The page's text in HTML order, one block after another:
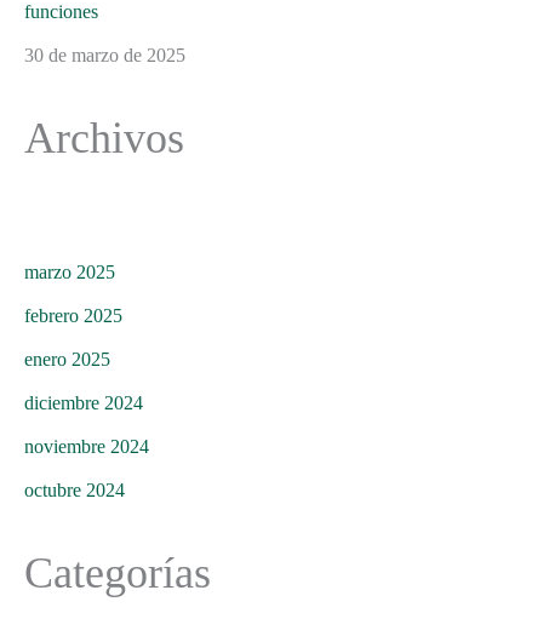
funciones
30 de marzo de 2025
Archivos
marzo 2025
febrero 2025
enero 2025
diciembre 2024
noviembre 2024
octubre 2024
Categorías